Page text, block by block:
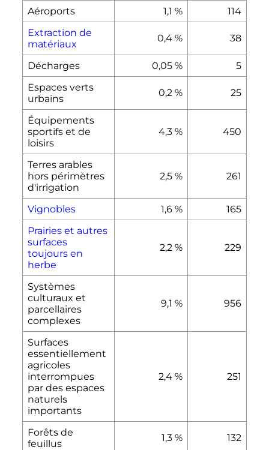
Aéroports 1,1 %
114
Extraction de
matériaux
0,4 % 38
Décharges 0,05 %
5
Espaces verts
urbains
0,2 % 25
Équipements
sportifs et de
loisirs
4,3 % 450
Terres arables
hors périmètres
d'irrigation
2,5 % 261
Vignobles 1,6 %
165
Prairies et autres
surfaces
toujours en
herbe
2,2 % 229
Systèmes
culturaux et
parcellaires
complexes
9,1 % 956
Surfaces
essentiellement
agricoles
interrompues
par des espaces
naturels
importants
2,4 % 251
Forêts de
feuillus
1,3 % 132